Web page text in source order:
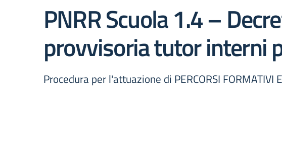
PNRR Scuola 1.4 –
provvisoria tutor interni
Procedura per l'attuazione di PERCORSI FORMATIVI